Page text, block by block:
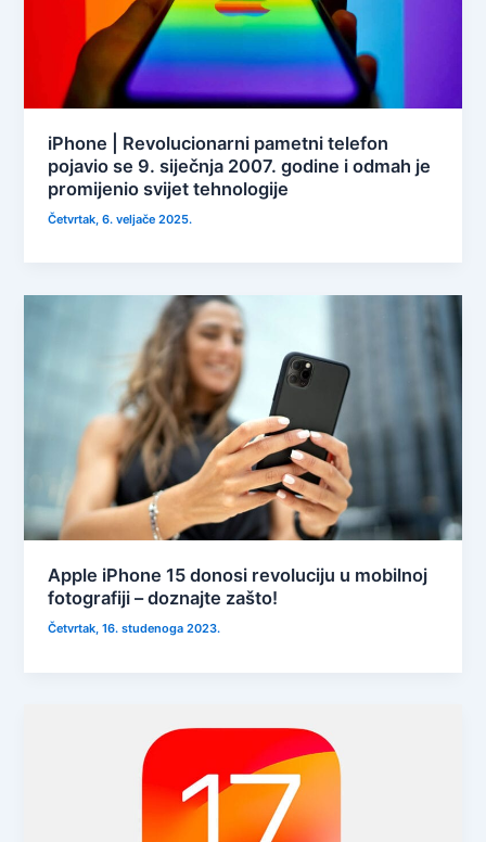
iPhone | Revolucionarni pametni telefon
pojavio se 9. siječnja 2007. godine i odmah je
promijenio svijet tehnologije
Četvrtak, 6. veljače 2025.
Apple iPhone 15 donosi revoluciju u mobilnoj
fotografiji – doznajte zašto!
Četvrtak, 16. studenoga 2023.